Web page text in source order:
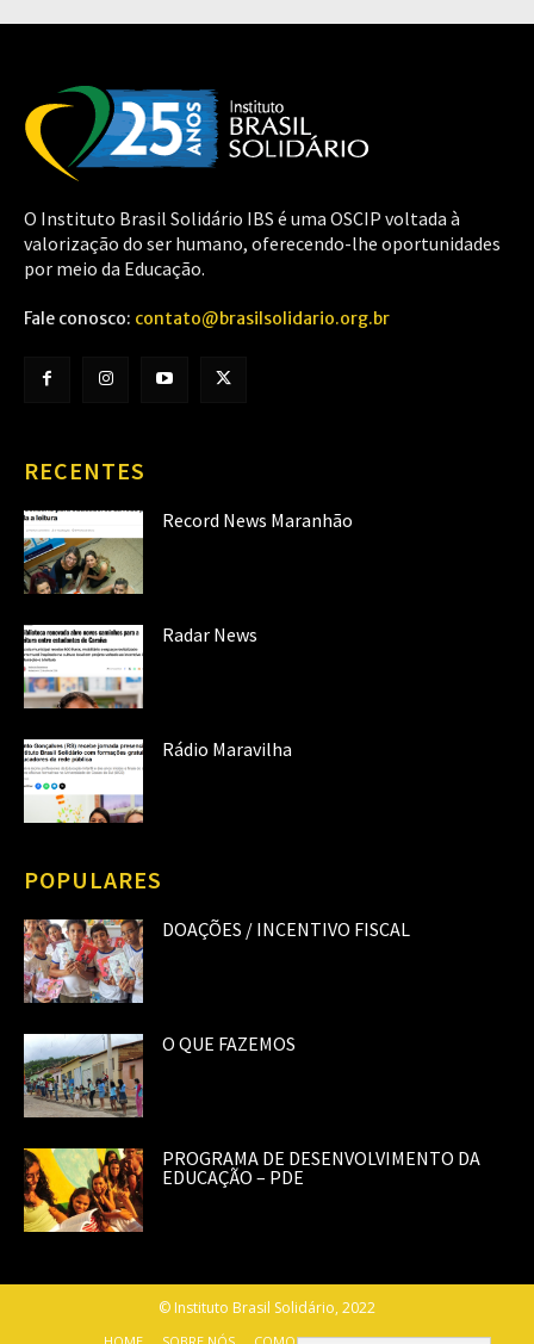
O Instituto Brasil Solidário IBS é uma OSCIP voltada à
valorização do ser humano, oferecendo-lhe oportunidades
por meio da Educação.
Fale conosco: contato@brasilsolidario.org.br
RECENTES
Record News Maranhão
Radar News
Rádio Maravilha
POPULARES
DOAÇÕES / INCENTIVO FISCAL
O QUE FAZEMOS
PROGRAMA DE DESENVOLVIMENTO DA
EDUCAÇÃO – PDE
© Instituto Brasil Solidário, 2022